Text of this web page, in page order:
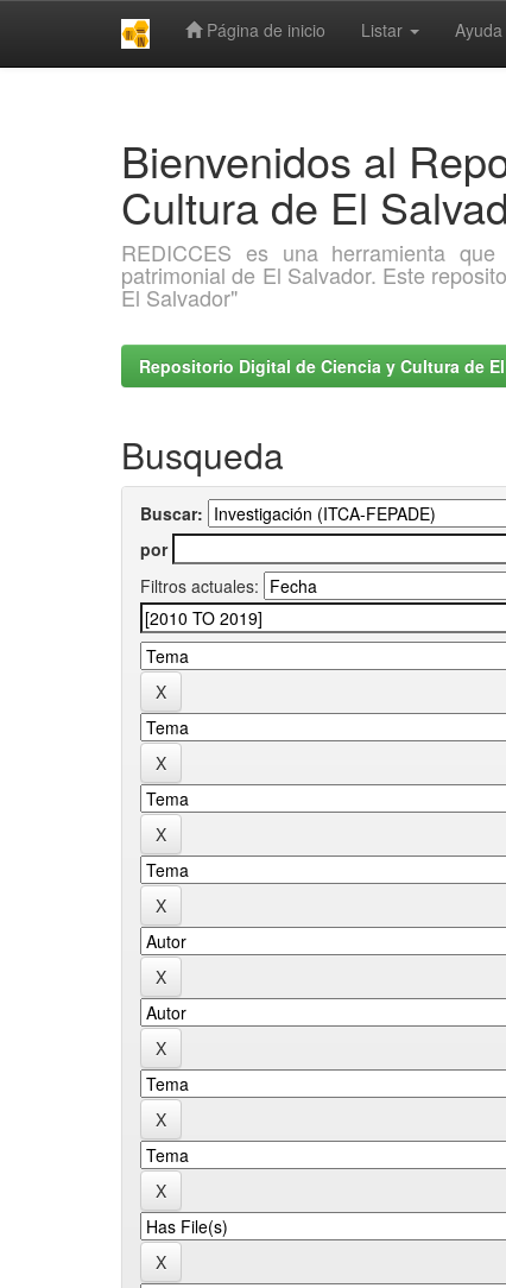
Página de inicio Listar Ayuda
Bienvenidos al
Cultura de El
REDICCES es una herramienta
patrimonial de El Salvador. Este
El Salvador"
Repositorio Digital de Ciencia y Cultura de El
Busqueda
Buscar:
por
Filtros actuales: